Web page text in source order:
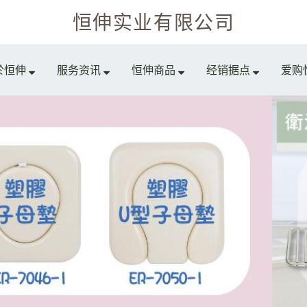
恒伸实业有限公司
恒伸 服务资讯 恒伸商品 经销据点 爱购